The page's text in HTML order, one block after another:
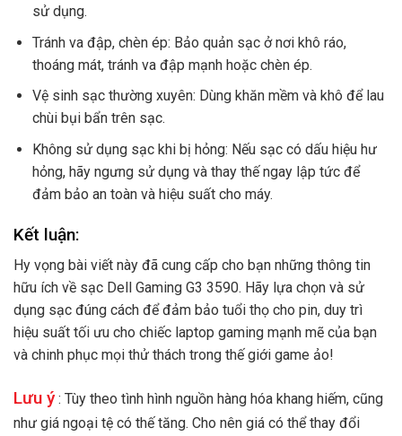
sử dụng.
Tránh va đập, chèn ép: Bảo quản sạc ở nơi khô ráo,
thoáng mát, tránh va đập mạnh hoặc chèn ép.
Vệ sinh sạc thường xuyên: Dùng khăn mềm và khô để lau
chùi bụi bẩn trên sạc.
Không sử dụng sạc khi bị hỏng: Nếu sạc có dấu hiệu hư
hỏng, hãy ngưng sử dụng và thay thế ngay lập tức để
đảm bảo an toàn và hiệu suất cho máy.
Kết luận:
Hy vọng bài viết này đã cung cấp cho bạn những thông tin
hữu ích về sạc Dell Gaming G3 3590. Hãy lựa chọn và sử
dụng sạc đúng cách để đảm bảo tuổi thọ cho pin, duy trì
hiệu suất tối ưu cho chiếc laptop gaming mạnh mẽ của bạn
và chinh phục mọi thử thách trong thế giới game ảo!
Lưu ý: Tùy theo tình hình nguồn hàng hóa khang hiếm, cũng
như giá ngoại tệ có thế tăng. Cho nên giá có thể thay đổi